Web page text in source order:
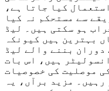
کیا جاتا ہے،
سے مستحکم نہ کیا
ہو سکتی ہیں۔ لیڈ
بہترین ہیں کیونکہ
دوران بننے والے لیڈ
ہیں، اس بات
موصلیت کی خصوصیات
مزید برآں، یہ